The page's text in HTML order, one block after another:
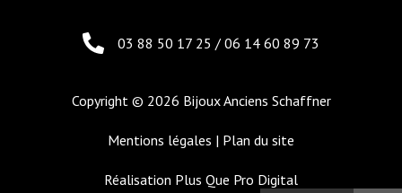
03 88 50 17 25 / 06 14 60 89 73
Copyright © 2026 Bijoux Anciens Schaffner
Mentions légales | Plan du site
Réalisation Plus Que Pro Digital